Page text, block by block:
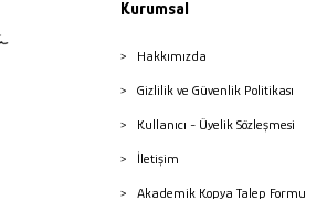
Kurumsal
Hakkımızda
Gizlilik ve Güvenlik Politikası
Kullanıcı - Üyelik Sözleşmesi
İletişim
Akademik Kopya Talep Formu